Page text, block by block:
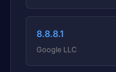
8.8.8.1
Google LLC